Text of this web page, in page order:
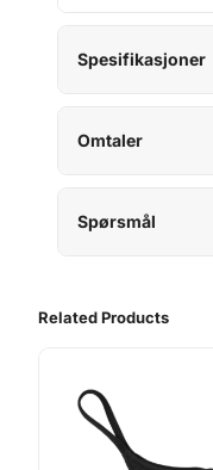
Spesifikasjoner
Omtaler
Spørsmål
Related Products